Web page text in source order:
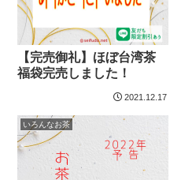
【完売御礼】ほぼ台湾茶
福袋完売しました！
2021.12.17
いろんなお茶